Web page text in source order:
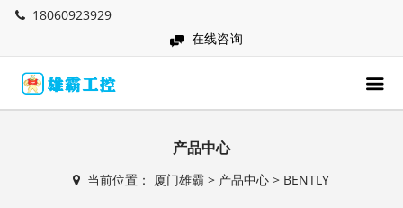
18060923929
在线咨询
产品中心
当前位置： 厦门雄霸 > 产品中心 > BENTLY